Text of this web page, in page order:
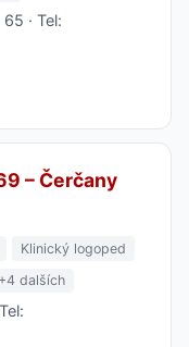
· Tel:
– Čerčany
Klinický logoped
+4 dalších